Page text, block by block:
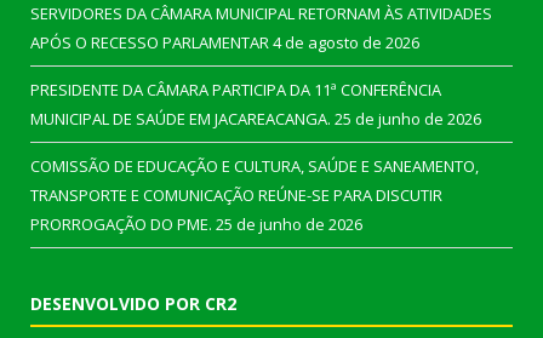
SERVIDORES DA CÂMARA MUNICIPAL RETORNAM ÀS ATIVIDADES
APÓS O RECESSO PARLAMENTAR4 de agosto de 2026
PRESIDENTE DA CÂMARA PARTICIPA DA 11ª CONFERÊNCIA
MUNICIPAL DE SAÚDE EM JACAREACANGA. 25 de junho de 2026
COMISSÃO DE EDUCAÇÃO E CULTURA, SAÚDE E SANEAMENTO,
TRANSPORTE E COMUNICAÇÃO REÚNE-SE PARA DISCUTIR
PRORROGAÇÃO DO PME. 25 de junho de 2026
DESENVOLVIDO POR CR2